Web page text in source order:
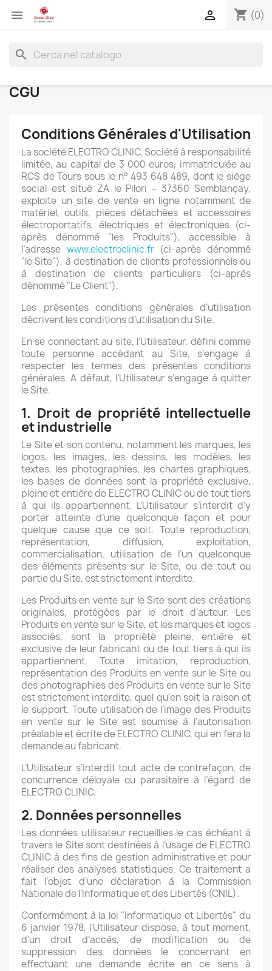
 shopping_cart (0)

search
CGU
Conditions Générales d'Utilisation
La société ELECTRO CLINIC, Société à responsabilité
limitée, au capital de 3 000 euros, immatriculée au
RCS de Tours sous le n° 493 648 489, dont le siège
social est situé ZA le Pilori – 37360 Semblançay,
exploite un site de vente en ligne notamment de
matériel, outils, pièces détachées et accessoires
électroportatifs, électriques et électroniques (ci-
après dénommé "les Produits"), accessible à
l’adresse www.electroclinic.fr(ci-après dénommé
"le Site"), à destination de clients professionnels ou
à destination de clients particuliers (ci-après
dénommé "Le Client").
Les présentes conditions générales d’utilisation
décrivent les conditions d’utilisation du Site.
En se connectant au site, l’Utilisateur, défini comme
toute personne accédant au Site, s’engage à
respecter les termes des présentes conditions
générales. A défaut, l’Utilisateur s’engage à quitter
le Site.
1. Droit de propriété intellectuelle
et industrielle
Le Site et son contenu, notamment les marques, les
logos, les images, les dessins, les modèles, les
textes, les photographies, les chartes graphiques,
les bases de données sont la propriété exclusive,
pleine et entière de ELECTRO CLINIC ou de tout tiers
à qui ils appartiennent. L’Utilisateur s’interdit d’y
porter atteinte d’une quelconque façon et pour
quelque cause que ce soit. Toute reproduction,
représentation, diffusion, exploitation,
commercialisation, utilisation de l’un quelconque
des éléments présents sur le Site, ou de tout ou
partie du Site, est strictement interdite.
Les Produits en vente sur le Site sont des créations
originales, protégées par le droit d’auteur. Les
Produits en vente sur le Site, et les marques et logos
associés, sont la propriété pleine, entière et
exclusive de leur fabricant ou de tout tiers à qui ils
appartiennent. Toute imitation, reproduction,
représentation des Produits en vente sur le Site ou
des photographies des Produits en vente sur le Site
est strictement interdite, quel qu’en soit la raison et
le support. Toute utilisation de l’image des Produits
en vente sur le Site est soumise à l’autorisation
préalable et écrite de ELECTRO CLINIC, qui en fera la
demande au fabricant.
L’Utilisateur s’interdit tout acte de contrefaçon, de
concurrence déloyale ou parasitaire à l’égard de
ELECTRO CLINIC.
2. Données personnelles
Les données utilisateur recueillies le cas échéant à
travers le Site sont destinées à l’usage de ELECTRO
CLINIC à des fins de gestion administrative et pour
réaliser des analyses statistiques. Ce traitement a
fait l’objet d’une déclaration à la Commission
Nationale de l’Informatique et des Libertés (CNIL).
Conformément à la loi "Informatique et Libertés" du
6 janvier 1978, l’Utilisateur dispose, à tout moment,
d’un droit d’accès, de modification ou de
suppression des données le concernant en
effectuant une demande écrite en ce sens à